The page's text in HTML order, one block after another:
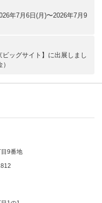
年7月6日(月)〜2026年7月9
ッグサイト】に出展しまし
9番地